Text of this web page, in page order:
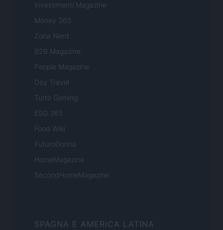
Investimenti Magazine
Money 365
Zona Nerd
B2B Magazine
People Magazine
Day Travel
Tutto Gaming
ESG 365
Food Wiki
FuturoDonna
HomeMagazine
SecondHomeMagazine
SPAGNA E AMERICA LATINA